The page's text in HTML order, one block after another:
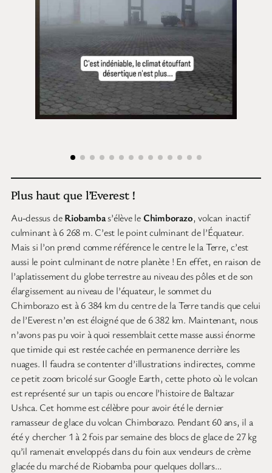
Plus haut que l’Everest !
Au-dessus deRiobambas’élève leChimborazo, volcan inactif
culminant à 6 268 m. C’est le point culminant de l’Équateur.
Mais si l’on prend comme référence le centre le la Terre, c’est
aussi le point culminant de notre planète ! En effet, en raison de
l’aplatissement du globe terrestre au niveau des pôles et de son
élargissement au niveau de l’équateur, le sommet du
Chimborazo est à 6 384 km du centre de la Terre tandis que celui
de l’Everest n’en est éloigné que de 6 382 km. Maintenant, nous
n’avons pas pu voir à quoi ressemblait cette masse aussi énorme
que timide qui est restée cachée en permanence derrière les
nuages. Il faudra se contenter d’illustrations indirectes, comme
ce petit zoom bricolé sur Google Earth, cette photo où le volcan
est représenté sur un tapis ou encore l’histoire de Baltazar
Ushca. Cet homme est célèbre pour avoir été le dernier
ramasseur de glace du volcan Chimborazo. Pendant 60 ans, il a
été y chercher 1 à 2 fois par semaine des blocs de glace de 27 kg
qu’il ramenait enveloppés dans du foin aux vendeurs de crème
glacée du marché de Riobamba pour quelques dollars…